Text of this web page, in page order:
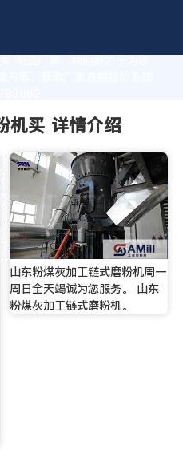
制造厂家，我们致力于为您
案。获取厂家直销报价及技
机买 详情介绍
山东粉煤灰加工链式磨粉机周一
周日全天竭诚为您服务。 山东
粉煤灰加工链式磨粉机。